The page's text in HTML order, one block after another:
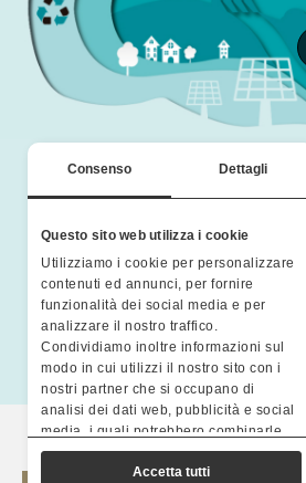
Consenso Dettagli
Questo sito web utilizza i cookie
Utilizziamo i cookie per personalizzare
contenuti ed annunci, per fornire
funzionalità dei social media e per
analizzare il nostro traffico.
Condividiamo inoltre informazioni sul
modo in cui utilizzi il nostro sito con i
nostri partner che si occupano di
analisi dei dati web, pubblicità e social
media, i quali potrebbero combinarle
con altre informazioni che hai fornito
loro o che hanno raccolto dal tuo
Accetta tutti
Colori a base di
acqua
Filati realizzati
con plastica
riciclata